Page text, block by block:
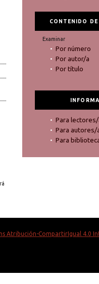
CONTENIDO
Examinar
Por número
Por autor/a
Por título
Para
Para autores/
Para
Atribución-CompartirIgual 4.0